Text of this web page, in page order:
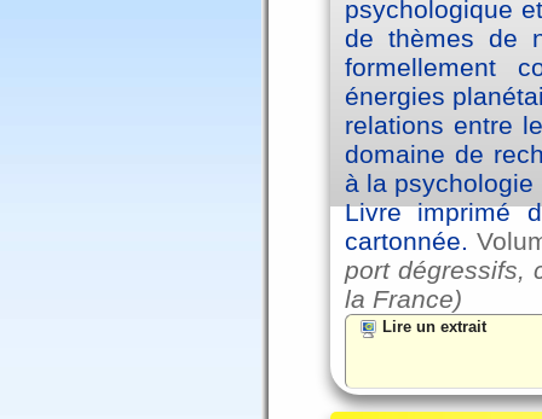
psychologique
de thèmes de
formellement
énergies
relations entre
domaine de
à la
Livre imprimé
cartonnée.
port dégressifs,
la France)
Lire un extrait